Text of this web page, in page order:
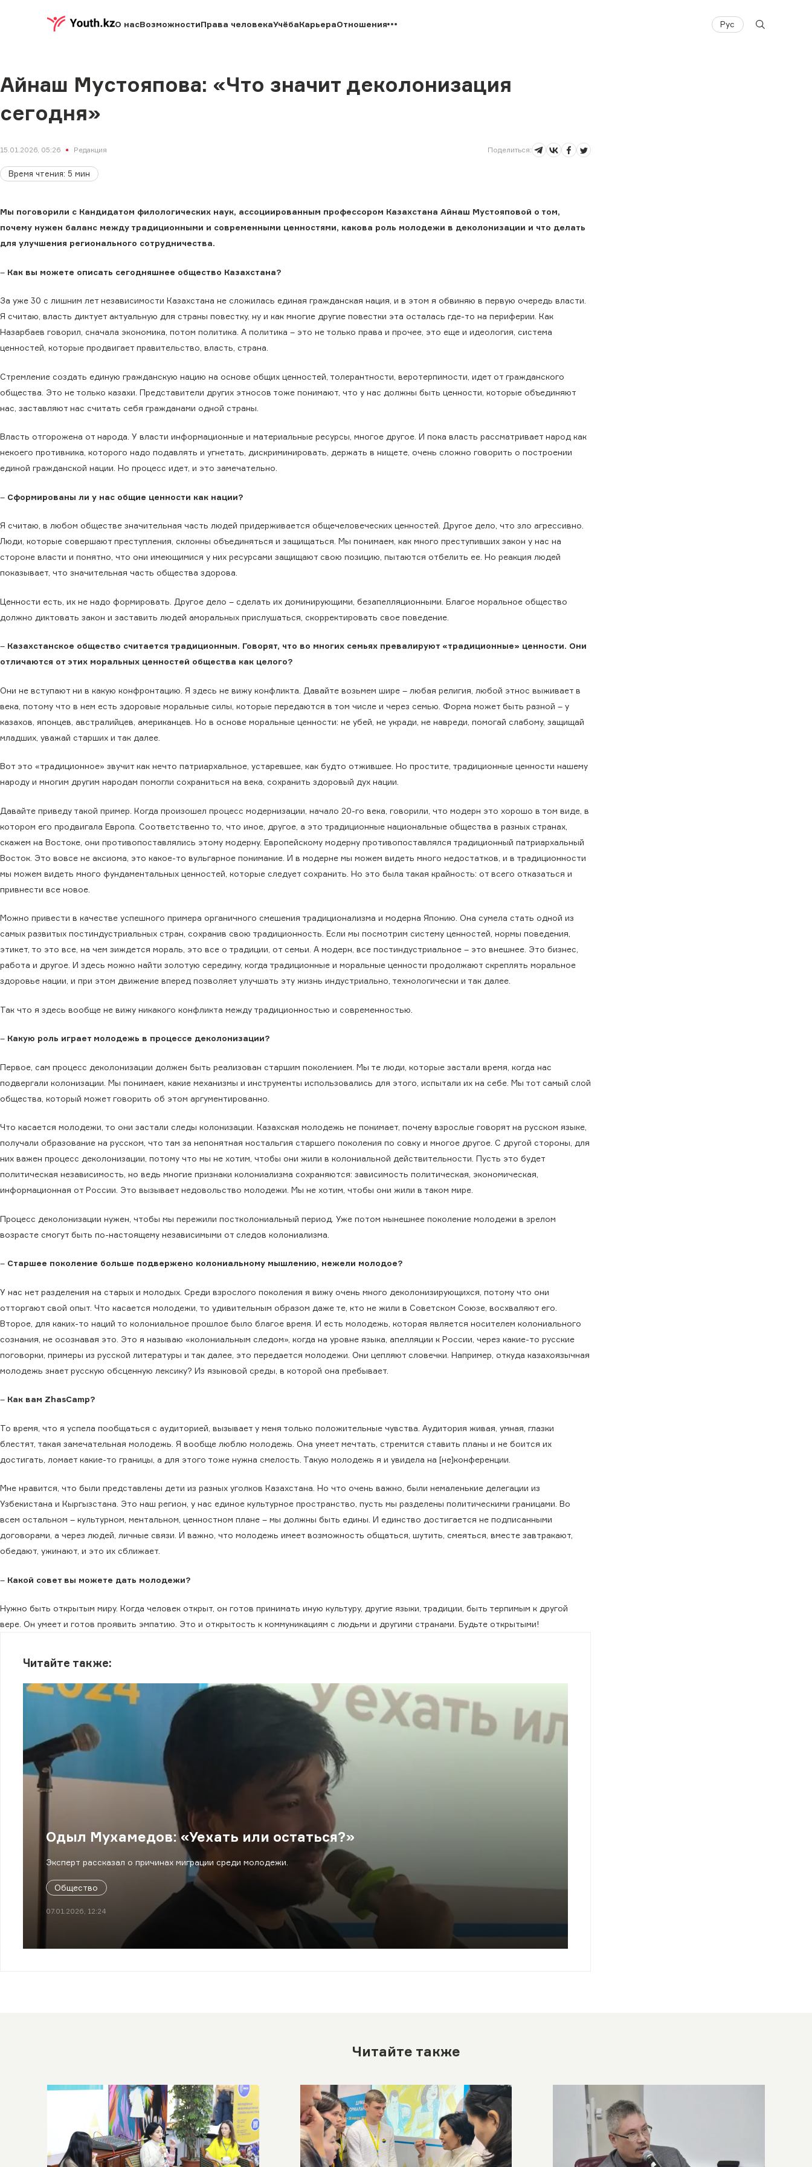
О насВозможностиПрава человекаУчёбаКарьераОтношения Рус
Айнаш Мустояпова: «Что значит деколонизация
сегодня»
15.01.2026, 05:26 Редакция Поделиться:
Время чтения: 5 мин
Мы поговорили с Кандидатом филологических наук, ассоциированным профессором Казахстана Айнаш Мустояповой о том,
почему нужен баланс между традиционными и современными ценностями, какова роль молодежи в деколонизации и что делать
для улучшения регионального сотрудничества.
– Как вы можете описать сегодняшнее общество Казахстана?
За уже 30 с лишним лет независимости Казахстана не сложилась единая гражданская нация, и в этом я обвиняю в первую очередь власти.
Я считаю, власть диктует актуальную для страны повестку, ну и как многие другие повестки эта осталась где-то на периферии. Как
Назарбаев говорил, сначала экономика, потом политика. А политика – это не только права и прочее, это еще и идеология, система
ценностей, которые продвигает правительство, власть, страна.
Стремление создать единую гражданскую нацию на основе общих ценностей, толерантности, веротерпимости, идет от гражданского
общества. Это не только казахи. Представители других этносов тоже понимают, что у нас должны быть ценности, которые объединяют
нас, заставляют нас считать себя гражданами одной страны.
Власть отгорожена от народа. У власти информационные и материальные ресурсы, многое другое. И пока власть рассматривает народ как
некоего противника, которого надо подавлять и угнетать, дискриминировать, держать в нищете, очень сложно говорить о построении
единой гражданской нации. Но процесс идет, и это замечательно.
– Сформированы ли у нас общие ценности как нации?
Я считаю, в любом обществе значительная часть людей придерживается общечеловеческих ценностей. Другое дело, что зло агрессивно.
Люди, которые совершают преступления, склонны объединяться и защищаться. Мы понимаем, как много преступивших закон у нас на
стороне власти и понятно, что они имеющимися у них ресурсами защищают свою позицию, пытаются отбелить ее. Но реакция людей
показывает, что значительная часть общества здорова.
Ценности есть, их не надо формировать. Другое дело – сделать их доминирующими, безапелляционными. Благое моральное общество
должно диктовать закон и заставить людей аморальных прислушаться, скорректировать свое поведение.
– Казахстанское общество считается традиционным. Говорят, что во многих семьях превалируют «традиционные» ценности. Они
отличаются от этих моральных ценностей общества как целого?
Они не вступают ни в какую конфронтацию. Я здесь не вижу конфликта. Давайте возьмем шире – любая религия, любой этнос выживает в
века, потому что в нем есть здоровые моральные силы, которые передаются в том числе и через семью. Форма может быть разной – у
казахов, японцев, австралийцев, американцев. Но в основе моральные ценности: не убей, не укради, не навреди, помогай слабому, защищай
младших, уважай старших и так далее.
Вот это «традиционное» звучит как нечто патриархальное, устаревшее, как будто отжившее. Но простите, традиционные ценности нашему
народу и многим другим народам помогли сохраниться на века, сохранить здоровый дух нации.
Давайте приведу такой пример. Когда произошел процесс модернизации, начало 20-го века, говорили, что модерн это хорошо в том виде, в
котором его продвигала Европа. Соответственно то, что иное, другое, а это традиционные национальные общества в разных странах,
скажем на Востоке, они противопоставлялись этому модерну. Европейскому модерну противопоставлялся традиционный патриархальный
Восток. Это вовсе не аксиома, это какое-то вульгарное понимание. И в модерне мы можем видеть много недостатков, и в традиционности
мы можем видеть много фундаментальных ценностей, которые следует сохранить. Но это была такая крайность: от всего отказаться и
привнести все новое.
Можно привести в качестве успешного примера органичного смешения традиционализма и модерна Японию. Она сумела стать одной из
самых развитых постиндустриальных стран, сохранив свою традиционность. Если мы посмотрим систему ценностей, нормы поведения,
этикет, то это все, на чем зиждется мораль, это все о традиции, от семьи. А модерн, все постиндустриальное – это внешнее. Это бизнес,
работа и другое. И здесь можно найти золотую середину, когда традиционные и моральные ценности продолжают скреплять моральное
здоровье нации, и при этом движение вперед позволяет улучшать эту жизнь индустриально, технологически и так далее.
Так что я здесь вообще не вижу никакого конфликта между традиционностью и современностью.
– Какую роль играет молодежь в процессе деколонизации?
Первое, сам процесс деколонизации должен быть реализован старшим поколением. Мы те люди, которые застали время, когда нас
подвергали колонизации. Мы понимаем, какие механизмы и инструменты использовались для этого, испытали их на себе. Мы тот самый слой
общества, который может говорить об этом аргументированно.
Что касается молодежи, то они застали следы колонизации. Казахская молодежь не понимает, почему взрослые говорят на русском языке,
получали образование на русском, что там за непонятная ностальгия старшего поколения по совку и многое другое. С другой стороны, для
них важен процесс деколонизации, потому что мы не хотим, чтобы они жили в колониальной действительности. Пусть это будет
политическая независимость, но ведь многие признаки колониализма сохраняются: зависимость политическая, экономическая,
информационная от России. Это вызывает недовольство молодежи. Мы не хотим, чтобы они жили в таком мире.
Процесс деколонизации нужен, чтобы мы пережили постколониальный период. Уже потом нынешнее поколение молодежи в зрелом
возрасте смогут быть по-настоящему независимыми от следов колониализма.
– Старшее поколение больше подвержено колониальному мышлению, нежели молодое?
У нас нет разделения на старых и молодых. Среди взрослого поколения я вижу очень много деколонизирующихся, потому что они
отторгают свой опыт. Что касается молодежи, то удивительным образом даже те, кто не жили в Советском Союзе, восхваляют его.
Второе, для каких-то наций то колониальное прошлое было благое время. И есть молодежь, которая является носителем колониального
сознания, не осознавая это. Это я называю «колониальным следом», когда на уровне языка, апелляции к России, через какие-то русские
поговорки, примеры из русской литературы и так далее, это передается молодежи. Они цепляют словечки. Например, откуда казахоязычная
молодежь знает русскую обсценную лексику? Из языковой среды, в которой она пребывает.
– Как вам ZhasCamp?
То время, что я успела пообщаться с аудиторией, вызывает у меня только положительные чувства. Аудитория живая, умная, глазки
блестят, такая замечательная молодежь. Я вообще люблю молодежь. Она умеет мечтать, стремится ставить планы и не боится их
достигать, ломает какие-то границы, а для этого тоже нужна смелость. Такую молодежь я и увидела на [не]конференции.
Мне нравится, что были представлены дети из разных уголков Казахстана. Но что очень важно, были немаленькие делегации из
Узбекистана и Кыргызстана. Это наш регион, у нас единое культурное пространство, пусть мы разделены политическими границами. Во
всем остальном – культурном, ментальном, ценностном плане – мы должны быть едины. И единство достигается не подписанными
договорами, а через людей, личные связи. И важно, что молодежь имеет возможность общаться, шутить, смеяться, вместе завтракают,
обедают, ужинают, и это их сближает.
– Какой совет вы можете дать молодежи?
Нужно быть открытым миру. Когда человек открыт, он готов принимать иную культуру, другие языки, традиции, быть терпимым к другой
вере. Он умеет и готов проявить эмпатию. Это и открытость к коммуникациям с людьми и другими странами. Будьте открытыми!
Читайте также:
Одыл Мухамедов: «Уехать или остаться?»
Эксперт рассказал о причинах миграции среди молодежи.
Общество
07.01.2026, 12:24
Читайте также